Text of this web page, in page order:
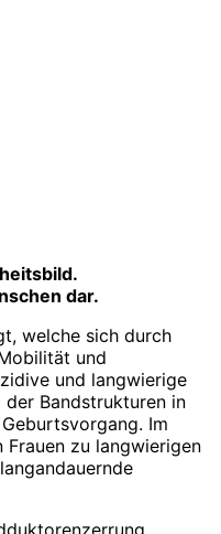
dar.
welche sich durch
und
und langwierige
Bandstrukturen in
Im
zu langwierigen